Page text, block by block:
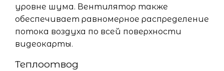
уровне шума. Вентилятор также
обеспечивает равномерное распределение
потока воздуха по всей поверхности
видеокарты.
Теплоотвод